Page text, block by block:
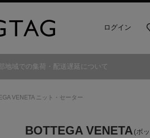
ログイン
地域での集荷・配送遅延について
VENETA ニット・セーター
BOTTEGA VENETA (ボ